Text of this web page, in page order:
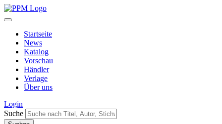
Startseite
News
Katalog
Vorschau
Händler
Verlage
Über uns
Login
Suche